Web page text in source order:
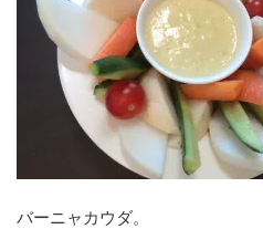
バーニャカウダ。